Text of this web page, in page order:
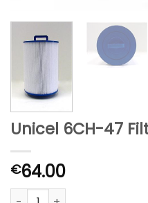
Unicel 6CH-47
€64.00
Unicel 6CH-47 Filter